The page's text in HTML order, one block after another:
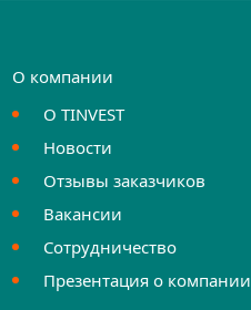
О компании
О TINVEST
Новости
Отзывы заказчиков
Вакансии
Сотрудничество
Презентация о компании